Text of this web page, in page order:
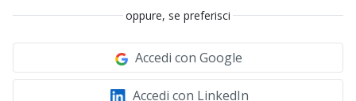
oppure, se preferisci
Accedi con Google
Accedi con LinkedIn